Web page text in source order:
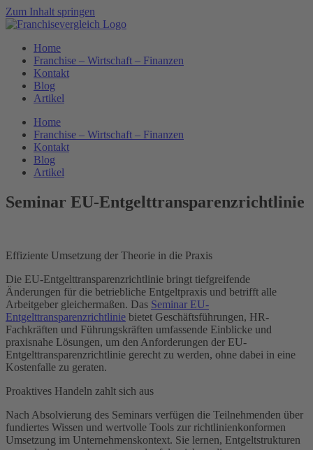
Zum Inhalt springen
Home
Franchise – Wirtschaft – Finanzen
Kontakt
Blog
Artikel
Home
Franchise – Wirtschaft – Finanzen
Kontakt
Blog
Artikel
Seminar EU-Entgelttransparenzrichtlinie
Effiziente Umsetzung der Theorie in die Praxis
Die EU-Entgelttransparenzrichtlinie bringt tiefgreifende
Änderungen für die betriebliche Entgeltpraxis und betrifft alle
Arbeitgeber gleichermaßen. Das Seminar EU-
Entgelttransparenzrichtlinie bietet Geschäftsführungen, HR-
Fachkräften und Führungskräften umfassende Einblicke und
praxisnahe Lösungen, um den Anforderungen der EU-
Entgelttransparenzrichtlinie gerecht zu werden, ohne dabei in eine
Kostenfalle zu geraten.
Proaktives Handeln zahlt sich aus
Nach Absolvierung des Seminars verfügen die Teilnehmenden über
fundiertes Wissen und wertvolle Tools zur richtlinienkonformen
Umsetzung im Unternehmenskontext. Sie lernen, Entgeltstrukturen